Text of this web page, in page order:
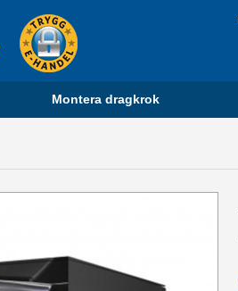
Montera dragkrok